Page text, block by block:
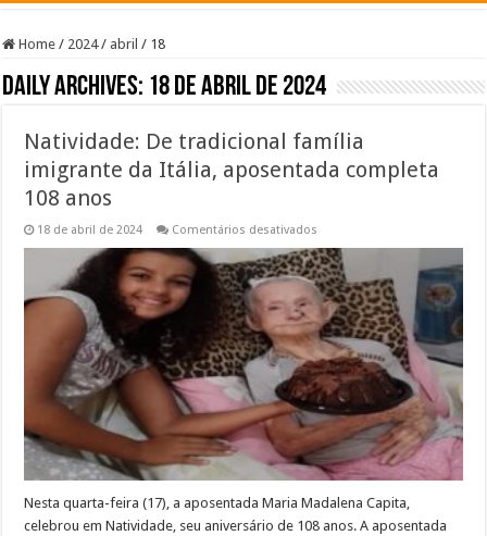
Home / 2024 / abril / 18
Daily Archives: 18 de abril de 2024
Natividade: De tradicional família
imigrante da Itália, aposentada completa
108 anos
18 de abril de 2024 Comentários desativados
De
tradicional
família
imigrante
Itália,
aposentada
completa
108
anos
Nesta quarta-feira (17), a aposentada Maria Madalena Capita,
celebrou em Natividade, seu aniversário de 108 anos. A aposentada